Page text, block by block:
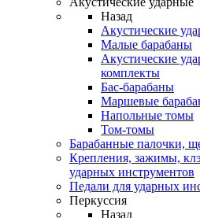
Назад
Акустические
Mалые барабаны
Акустические
комплекты
Бас-барабаны
Маршевые
Напольные томы
Том-томы
Барабанные палочки,
Крепления, зажимы,
ударных инструментов
Педали для ударных
Перкуссия
Назад